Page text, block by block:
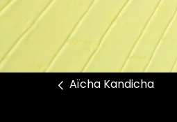
Aïcha Kandicha